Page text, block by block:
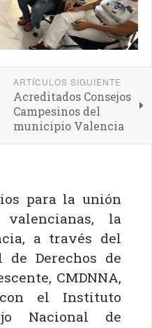
ARTÍCULOS SIGUIENTE
Acreditados Consejos
Campesinos del
municipio Valencia
para la unión
la
a través del
de Derechos de
CMDNNA,
el Instituto
Nacional de